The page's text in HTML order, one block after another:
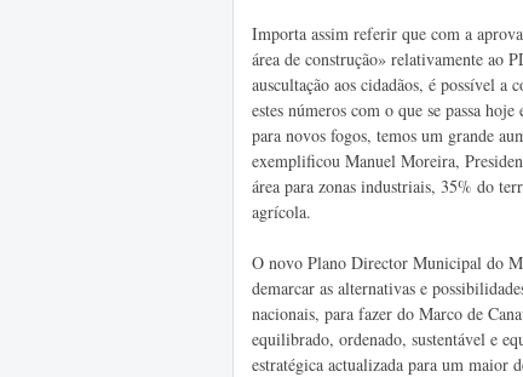
Importa assim referir que com a
área de construção» relativamente ao
auscultação aos cidadãos, é possível a
estes números com o que se passa
para novos fogos, temos um grande
exemplificou Manuel Moreira,
área para zonas industriais, 35% do
agrícola.
O novo Plano Director Municipal do
demarcar as alternativas e
nacionais, para fazer do Marco de
equilibrado, ordenado, sustentável e
estratégica actualizada para um maior